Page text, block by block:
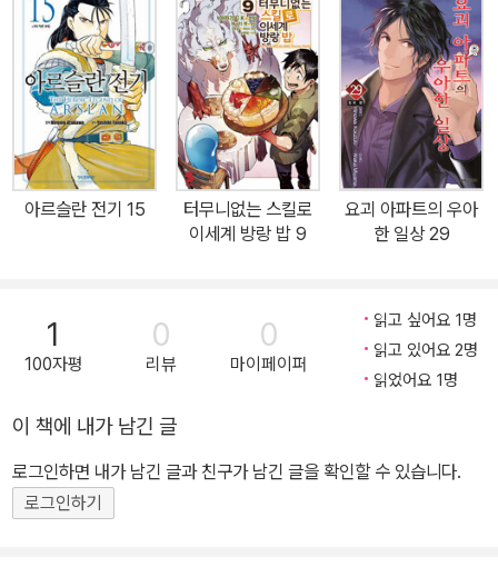
아르슬란 전기 15
터무니없는 스킬로
이세계 방랑 밥 9
요괴 아파트의 우아
한 일상 29
1
100자평
0
리뷰
0
마이페이퍼
읽고 싶어요 1명
읽고 있어요 2명
읽었어요 1명
이 책에 내가 남긴 글
로그인하면 내가 남긴 글과 친구가 남긴 글을 확인할 수 있습니다.
로그인하기